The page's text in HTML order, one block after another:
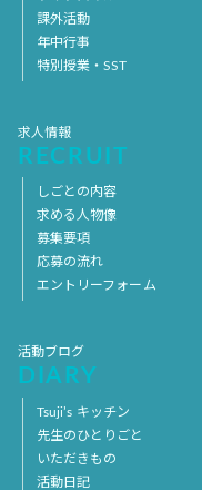
課外活動
年中行事
特別授業・SST
求人情報
RECRUIT
しごとの内容
求める人物像
募集要項
応募の流れ
エントリーフォーム
活動ブログ
DIARY
Tsuji’s キッチン
先生のひとりごと
いただきもの
活動日記